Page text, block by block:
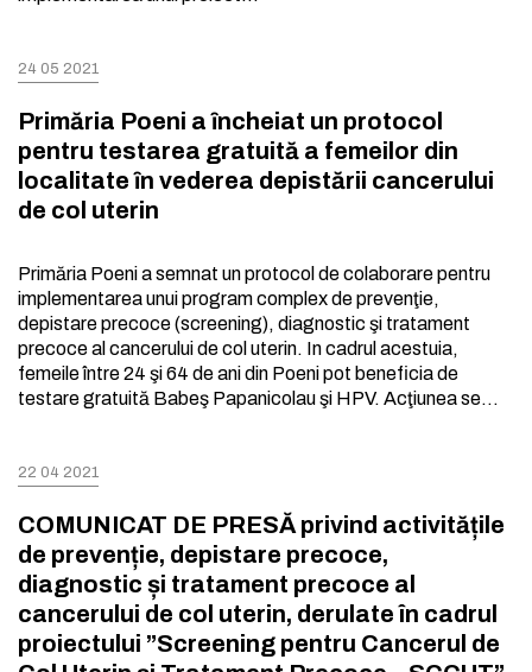
24 05 2021
Primăria Poeni a ȋncheiat un protocol
pentru testarea gratuită a femeilor din
localitate ȋn vederea depistării cancerului
de col uterin
Primăria Poeni a semnat un protocol de colaborare pentru
implementarea unui program complex de prevenţie,
depistare precoce (screening), diagnostic şi tratament
precoce al cancerului de col uterin. In cadrul acestuia,
femeile între 24 şi 64 de ani din Poeni pot beneficia de
testare gratuită Babeş Papanicolau şi HPV. Acţiunea se…
22 04 2021
COMUNICAT DE PRESĂ privind activitățile
de prevenție, depistare precoce,
diagnostic și tratament precoce al
cancerului de col uterin, derulate în cadrul
proiectului ”Screening pentru Cancerul de